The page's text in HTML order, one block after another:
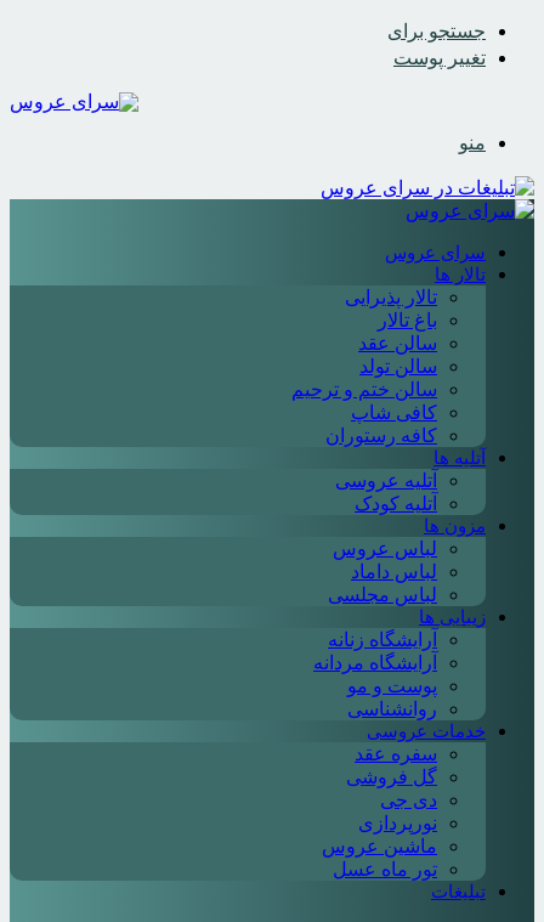
جستجو برای
تغییر پوست
منو
سرای عروس
تالار ها
تالار پذیرایی
باغ تالار
سالن عقد
سالن تولد
سالن ختم و ترحیم
کافی شاپ
کافه رستوران
آتلیه ها
آتلیه عروسی
آتلیه کودک
مزون ها
لباس عروس
لباس داماد
لباس مجلسی
زیبایی ها
آرایشگاه زنانه
آرایشگاه مردانه
پوست و مو
روانشناسی
خدمات عروسی
سفره عقد
گل فروشی
دی جی
نورپردازی
ماشین عروس
تور ماه عسل
تبلیغات